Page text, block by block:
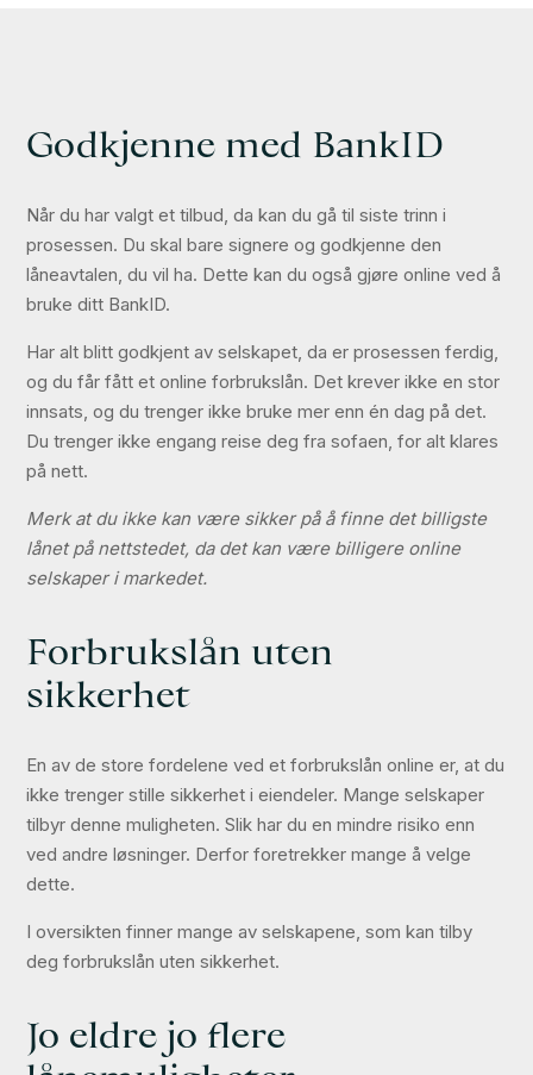
Godkjenne med BankID
Når du har valgt et tilbud, da kan du gå til siste trinn i
prosessen. Du skal bare signere og godkjenne den
låneavtalen, du vil ha. Dette kan du også gjøre online ved å
bruke ditt BankID.
Har alt blitt godkjent av selskapet, da er prosessen ferdig,
og du får fått et online forbrukslån. Det krever ikke en stor
innsats, og du trenger ikke bruke mer enn én dag på det.
Du trenger ikke engang reise deg fra sofaen, for alt klares
på nett.
Merk at du ikke kan være sikker på å finne det billigste
lånet på nettstedet, da det kan være billigere online
selskaper i markedet.
Forbrukslån uten
sikkerhet
En av de store fordelene ved et forbrukslån online er, at du
ikke trenger stille sikkerhet i eiendeler. Mange selskaper
tilbyr denne muligheten. Slik har du en mindre risiko enn
ved andre løsninger. Derfor foretrekker mange å velge
dette.
I oversikten finner mange av selskapene, som kan tilby
deg forbrukslån uten sikkerhet.
Jo eldre jo flere